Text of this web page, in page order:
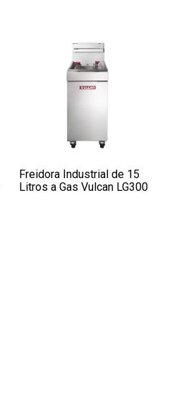
Freidora Industrial de 15
Litros a Gas Vulcan LG300